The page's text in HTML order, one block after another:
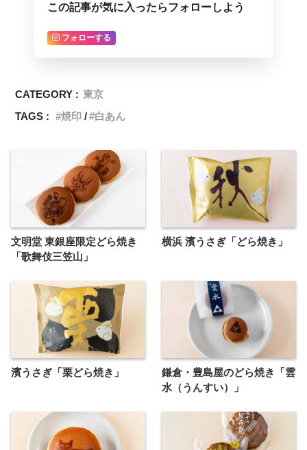
この記事が気に入ったらフォローしよう
フォローする
CATEGORY : 東京
TAGS :
焼印 白あん
文明堂 東銀座限定どら焼き
「歌舞伎三笠山」
横浜 濱うさぎ「どら焼き」
濱うさぎ「栗どら焼き」
鎌倉・豊島屋のどら焼き「雲
水（うんすい）」